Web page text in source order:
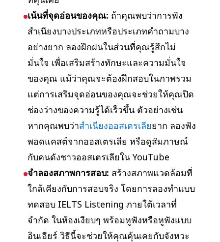
เน้นที่จุดอ่อนของคุณ: ถ้าคุณพบว่าการฟัง
สำเนียงบางประเภทหรือประเภทคำถามบาง
อย่างยาก ลองฝึกฝนในส่วนที่คุณรู้สึกไม่
มั่นใจ เพื่อเสริมสร้างทักษะและความมั่นใจ
ของคุณ แม้ว่าคุณจะต้องฝึกสอบในภาพรวม
แต่การเสริมจุดอ่อนของคุณจะช่วยให้คุณปิด
ช่องว่างของความรู้ได้เร็วขึ้น ตัวอย่างเช่น
หากคุณพบว่าสำเนียงออสเตรเลียยาก ลองฟัง
พอดแคสต์จากออสเตรเลีย หรือดูสัมภาษณ์
กับคนดังชาวออสเตรเลียใน YouTube
จำลองสภาพการสอบ: สร้างสภาพแวดล้อมที่
ใกล้เคียงกับการสอบจริง โดยการลองทำแบบ
ทดสอบ IELTS Listening ภายใต้เวลาที่
จำกัด ในห้องเงียบๆ พร้อมหูฟังหรือหูฟังแบบ
อินเอียร์ วิธีนี้จะช่วยให้คุณคุ้นเคยกับจังหวะ